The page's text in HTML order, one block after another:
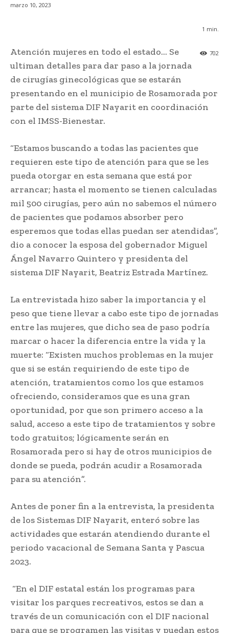
marzo 10, 2023
1 min.
702
Atención mujeres en todo el estado… Se
ultiman detalles para dar paso a la jornada
de cirugías ginecológicas que se estarán
presentando en el municipio de Rosamorada por
parte del sistema DIF Nayarit en coordinación
con el IMSS-Bienestar.
“Estamos buscando a todas las pacientes que
requieren este tipo de atención para que se les
pueda otorgar en esta semana que está por
arrancar; hasta el momento se tienen calculadas
mil 500 cirugías, pero aún no sabemos el número
de pacientes que podamos absorber pero
esperemos que todas ellas puedan ser atendidas”,
dio a conocer la esposa del gobernador Miguel
Ángel Navarro Quintero y presidenta del
sistema DIF Nayarit, Beatriz Estrada Martínez.
La entrevistada hizo saber la importancia y el
peso que tiene llevar a cabo este tipo de jornadas
entre las mujeres, que dicho sea de paso podría
marcar o hacer la diferencia entre la vida y la
muerte: “Existen muchos problemas en la mujer
que si se están requiriendo de este tipo de
atención, tratamientos como los que estamos
ofreciendo, consideramos que es una gran
oportunidad, por que son primero acceso a la
salud, acceso a este tipo de tratamientos y sobre
todo gratuitos; lógicamente serán en
Rosamorada pero si hay de otros municipios de
donde se pueda, podrán acudir a Rosamorada
para su atención”.
Antes de poner fin a la entrevista, la presidenta
de los Sistemas DIF Nayarit, enteró sobre las
actividades que estarán atendiendo durante el
periodo vacacional de Semana Santa y Pascua
2023.
“En el DIF estatal están los programas para
visitar los parques recreativos, estos se dan a
través de un comunicación con el DIF nacional
para que se programen las visitas y puedan estos